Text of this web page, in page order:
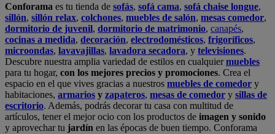
Conforama es tu tienda de sofás, sofá cama, sofá chaise longue,
sillón, sillón relax, colchones, muebles de salón, mesas comedor,
dormitorio de juvenil, dormitorio de matrimonio, canapés,
cocinas a medida, decoración, electrodomésticos, frigoríficos,
microondas, lavavajillas, lavadora secadora, y televisiones.
Descubre nuestra amplia variedad de estilos en cualquiermuebles
para tu hogar, con los mejores precios y promociones. Crea el
espacio en el que vives gracias a nuestros muebles de comedor y
habitaciones, armarios y zapateros, mesas de comedor y sillas de
escritorio. Además, podrás decorar tu casa con multitud de
artículos, tener el mejor ocio con los productos de imagen y sonido
y aprovechar tu jardín en las épocas de buen tiempo. Conforama